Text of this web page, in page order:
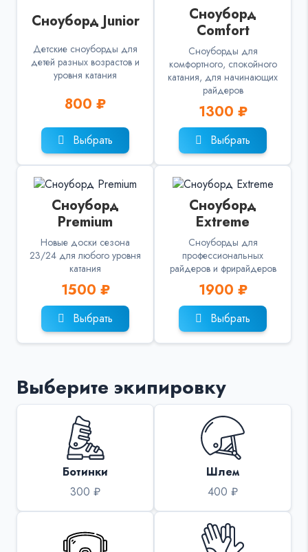
Сноуборд Junior
Детские сноуборды для
детей разных возрастов и
уровня катания
800 ₽
Выбрать
Сноуборд
Comfort
Сноуборды для
комфортного, спокойного
катания, для начинающих
райдеров
1300 ₽
Выбрать
Сноуборд
Premium
Новые доски сезона
23/24 для любого уровня
катания
1500 ₽
Выбрать
Сноуборд
Extreme
Сноуборды для
профессиональных
райдеров и фрирайдеров
1900 ₽
Выбрать
Выберите экипировку
Ботинки
300 ₽
Шлем
400 ₽